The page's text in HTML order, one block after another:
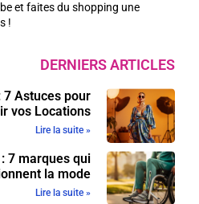
et faites du shopping une
!
DERNIERS ARTICLES
7 Astuces pour
vos Locations
Lire la suite »
7 marques qui
la mode
Lire la suite »